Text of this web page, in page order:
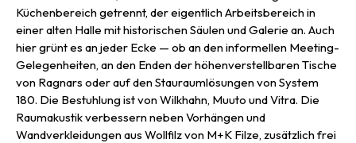
Küchenbereich getrennt, der eigentlich Arbeitsbereich in
einer alten Halle mit historischen Säulen und Galerie an. Auch
hier grünt es an jeder Ecke — ob an den informellen Meeting-
Gelegenheiten, an den Enden der höhenverstellbaren Tische
von Ragnars oder auf den Stauraumlösungen von System
180. Die Bestuhlung ist von Wilkhahn, Muuto und Vitra. Die
Raumakustik verbessern neben Vorhängen und
Wandverkleidungen aus Wollfilz von M+K Filze, zusätzlich frei